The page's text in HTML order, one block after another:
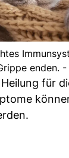
enden.
für